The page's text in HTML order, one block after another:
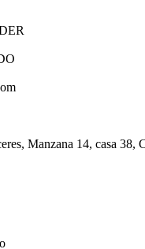
Manzana 14, casa